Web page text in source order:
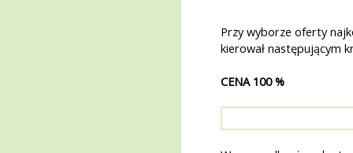
Przy wyborze oferty
kierował następującym
CENA 100 %